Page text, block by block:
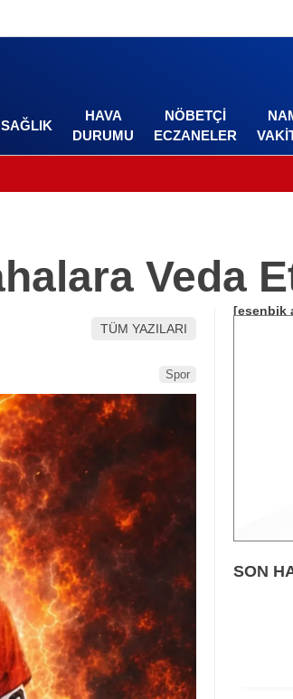
SAĞLIK
HAVA
DURUMU
NÖBETÇI
ECZANELER
Veda
TÜM YAZILARI
Spor
[esenbik
SON